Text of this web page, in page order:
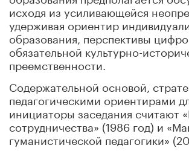
исходя из усиливающейся
удерживая ориентир
образования, перспективы
обязательной культурно-
преемственности.
Содержательной основой,
педагогическими ориентирами
инициаторы заседания считают
сотрудничества» (1986 год) и
гуманистической педагогики»